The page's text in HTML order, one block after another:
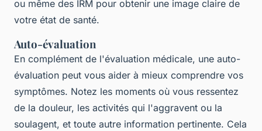
ou même des IRM pour obtenir une image claire de
votre état de santé.
Auto-évaluation
En complément de l'évaluation médicale, une auto-
évaluation peut vous aider à mieux comprendre vos
symptômes. Notez les moments où vous ressentez
de la douleur, les activités qui l'aggravent ou la
soulagent, et toute autre information pertinente. Cela